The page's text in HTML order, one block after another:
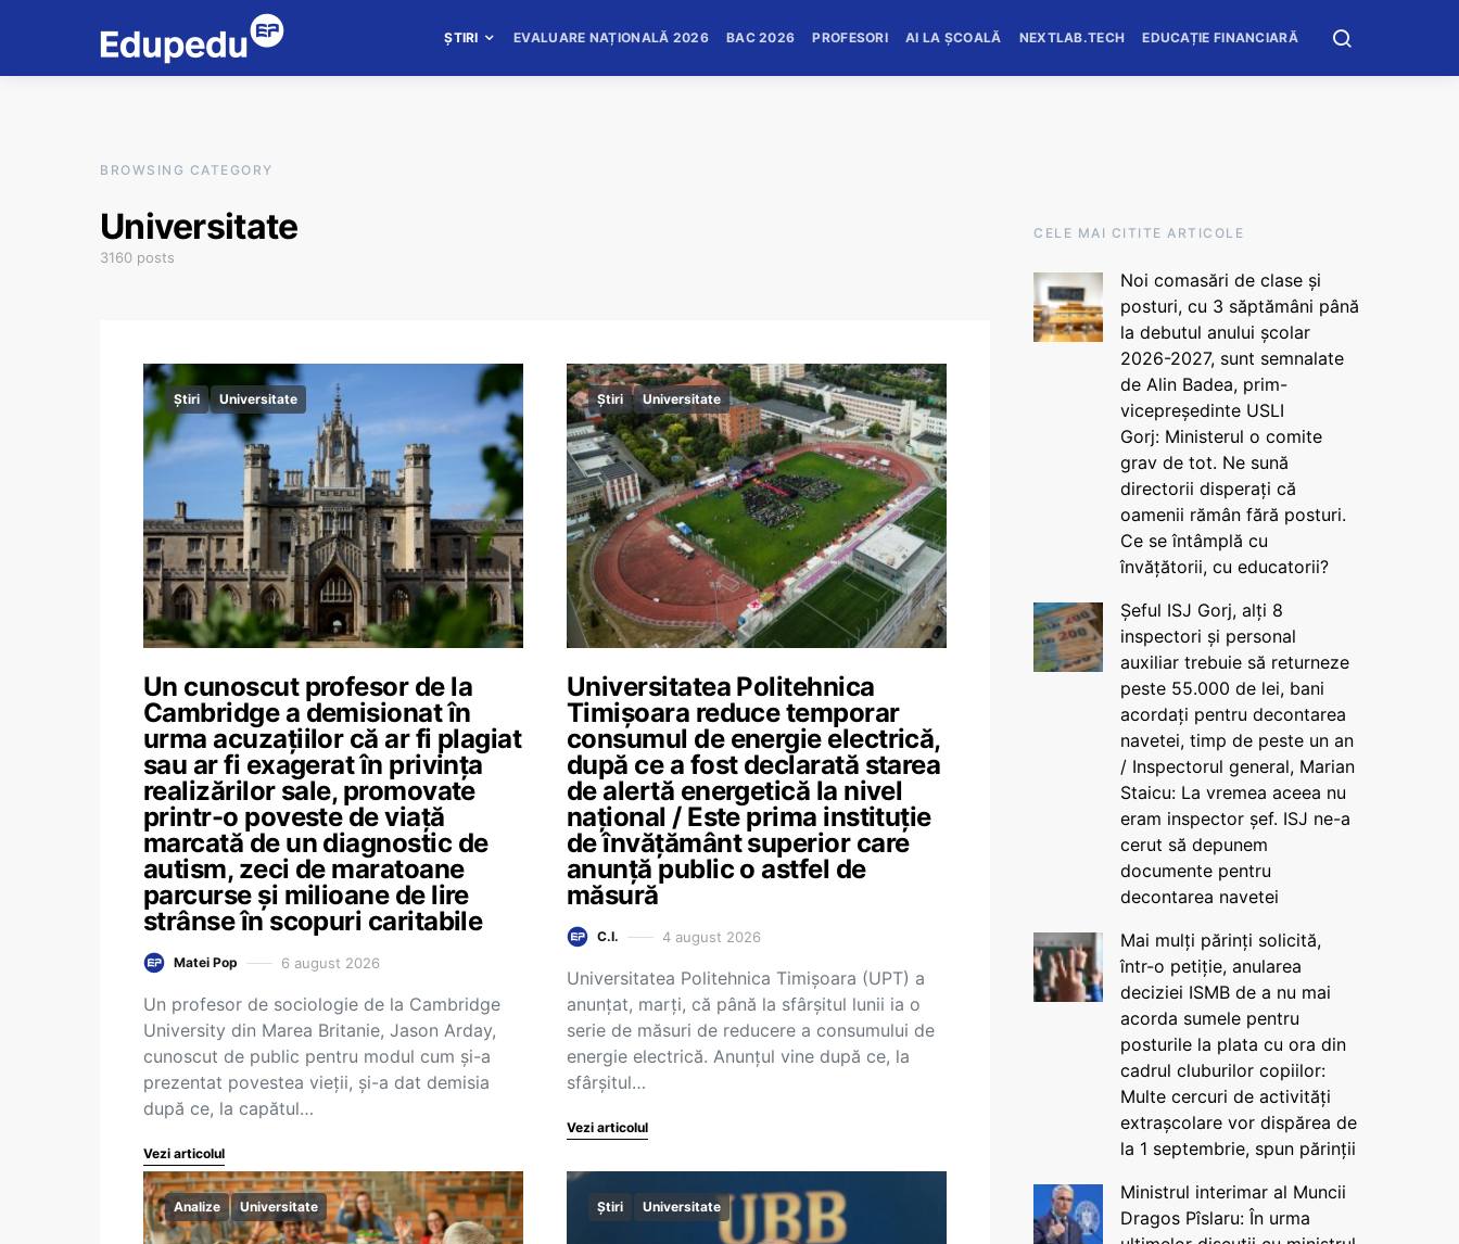
ȘTIRI EVALUARE NAȚIONALĂ 2026 BAC 2026 PROFESORI AI LA ȘCOALĂ NEXTLAB.TECH EDUCAȚIE FINANCIARĂ
BROWSING CATEGORY
Universitate
3160 posts
Știri Universitate
Un cunoscut profesor de la
Cambridge a demisionat în
urma acuzațiilor că ar fi plagiat
sau ar fi exagerat în privința
realizărilor sale, promovate
printr-o poveste de viață
marcată de un diagnostic de
autism, zeci de maratoane
parcurse și milioane de lire
strânse în scopuri caritabile
Matei Pop 6 august 2026
Un profesor de sociologie de la Cambridge
University din Marea Britanie, Jason Arday,
cunoscut de public pentru modul cum și-a
prezentat povestea vieții, și-a dat demisia
după ce, la capătul…
Vezi articolul
Știri Universitate
Universitatea Politehnica
Timișoara reduce temporar
consumul de energie electrică,
după ce a fost declarată starea
de alertă energetică la nivel
național / Este prima instituție
de învățământ superior care
anunță public o astfel de
măsură
C.I. 4 august 2026
Universitatea Politehnica Timișoara (UPT) a
anunțat, marți, că până la sfârșitul lunii ia o
serie de măsuri de reducere a consumului de
energie electrică. Anunțul vine după ce, la
sfârșitul…
Vezi articolul
Analize Universitate Știri Universitate
CELE MAI CITITE ARTICOLE
Noi comasări de clase și
posturi, cu 3 săptămâni până
la debutul anului școlar
2026-2027, sunt semnalate
de Alin Badea, prim-
vicepreședinte USLI
Gorj: Ministerul o comite
grav de tot. Ne sună
directorii disperați că
oamenii rămân fără posturi.
Ce se întâmplă cu
învățătorii, cu educatorii?
Șeful ISJ Gorj, alți 8
inspectori și personal
auxiliar trebuie să returneze
peste 55.000 de lei, bani
acordați pentru decontarea
navetei, timp de peste un an
/ Inspectorul general, Marian
Staicu: La vremea aceea nu
eram inspector șef. ISJ ne-a
cerut să depunem
documente pentru
decontarea navetei
Mai mulți părinți solicită,
într-o petiție, anularea
deciziei ISMB de a nu mai
acorda sumele pentru
posturile la plata cu ora din
cadrul cluburilor copiilor:
Multe cercuri de activități
extrașcolare vor dispărea de
la 1 septembrie, spun părinții
Ministrul interimar al Muncii
Dragos Pîslaru: În urma